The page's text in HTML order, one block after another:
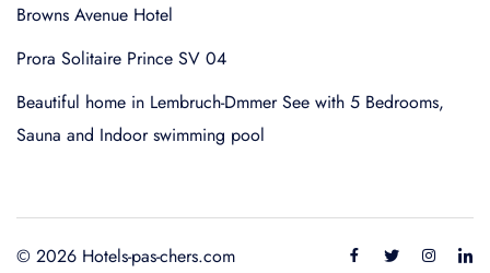
Browns Avenue Hotel
Prora Solitaire Prince SV 04
Beautiful home in Lembruch-Dmmer See with 5 Bedrooms,
Sauna and Indoor swimming pool
© 2026 Hotels-pas-chers.com